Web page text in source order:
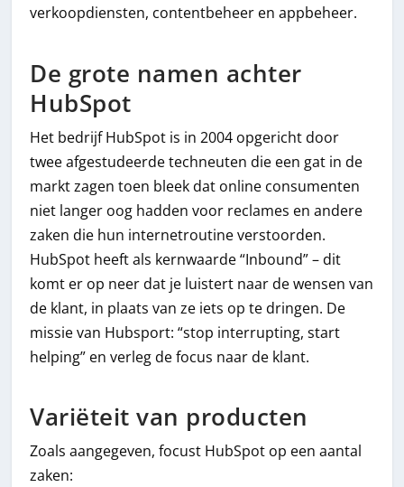
verkoopdiensten, contentbeheer en appbeheer.
De grote namen achter
HubSpot
Het bedrijf HubSpot is in 2004 opgericht door
twee afgestudeerde techneuten die een gat in de
markt zagen toen bleek dat online consumenten
niet langer oog hadden voor reclames en andere
zaken die hun internetroutine verstoorden.
HubSpot heeft als kernwaarde “Inbound” – dit
komt er op neer dat je luistert naar de wensen van
de klant, in plaats van ze iets op te dringen. De
missie van Hubsport: “stop interrupting, start
helping” en verleg de focus naar de klant.
Variëteit van producten
Zoals aangegeven, focust HubSpot op een aantal
zaken: